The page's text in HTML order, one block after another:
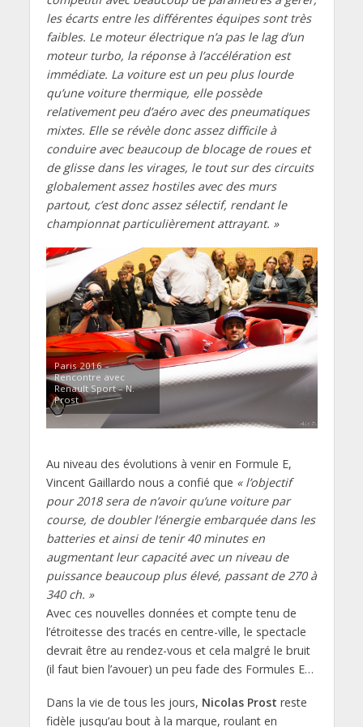
les écarts entre les différentes équipes sont très
faibles. Le moteur électrique n’a pas le lag d’un
moteur turbo, la réponse à l’accélération est
immédiate. La voiture est un peu plus lourde
qu’une voiture thermique, elle possède
relativement peu d’aéro avec des pneumatiques
mixtes. Elle se révèle donc assez difficile à
conduire avec beaucoup de blocage de roues et
de glisse dans les virages, le tout sur des circuits
globalement assez hostiles avec des murs
partout, c’est donc assez sélectif, rendant le
championnat particulièrement attrayant. »
Paris 2016 –
Rencontre avec
Renault Sport – N.
Prost
Au niveau des évolutions à venir en Formule E,
Vincent Gaillardo nous a confié que « l’objectif
pour 2018 sera de n’avoir qu’une voiture par
course, de doubler l’énergie embarquée dans les
batteries et ainsi de tenir 40 minutes en
augmentant leur capacité avec un niveau de
puissance beaucoup plus élevé, passant de 270 à
340 ch. »
Avec ces nouvelles données et compte tenu de
l’étroitesse des tracés en centre-ville, le spectacle
devrait être au rendez-vous et cela malgré le bruit
(il faut bien l’avouer) un peu fade des Formules E…
Dans la vie de tous les jours, Nicolas Prost reste
fidèle jusqu’au bout à la marque, roulant en